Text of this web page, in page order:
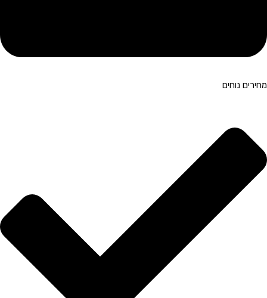
מחירים נוחים